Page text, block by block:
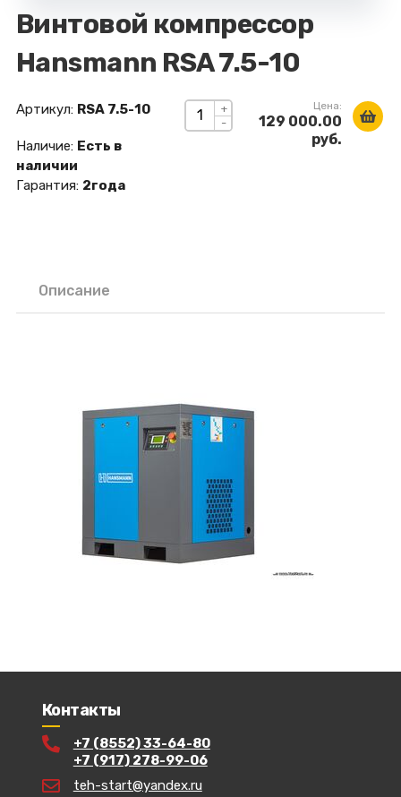
Винтовой компрессор
Hansmann RSA 7.5-10
+
-
Цена:
129 000.00
руб.
Артикул: RSA 7.5-10
Наличие: Есть в
наличии
Гарантия: 2года
Описание
Контакты
+7 (8552) 33-64-80
+7 (917) 278-99-06
teh-start@yandex.ru